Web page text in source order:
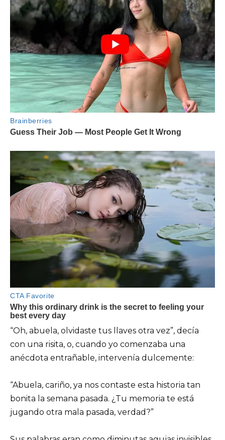
“Oh, abuela, olvidaste tus llaves otra vez”, decía
con una risita, o, cuando yo comenzaba una
anécdota entrañable, intervenía dulcemente:
“Abuela, cariño, ya nos contaste esta historia tan
bonita la semana pasada. ¿Tu memoria te está
jugando otra mala pasada, verdad?”